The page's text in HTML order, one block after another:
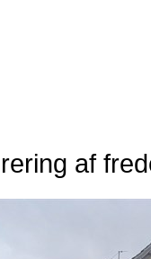
af